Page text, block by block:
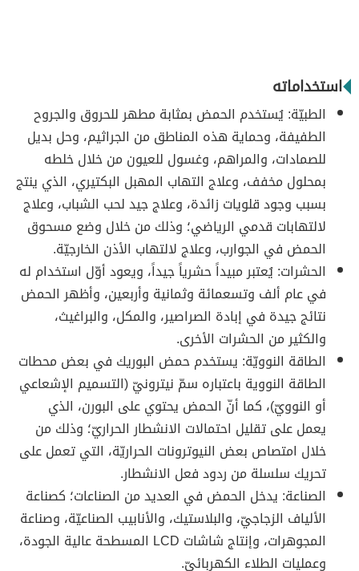
استخداماته
الطبيّة: يُستخدم الحمض بمثابة مطهر للحروق والجروح
الطفيفة، وحماية هذه المناطق من الجراثيم، وحل بديل
للصمادات، والمراهم، وغسول للعيون من خلال خلطه
بمحلول مخفف، وعلاج التهاب المهبل البكتيري، الذي ينتج
بسبب وجود قلويات زائدة، وعلاج جيد لحب الشباب، وعلاج
لالتهابات قدمي الرياضي؛ وذلك من خلال وضع مسحوق
الحمض في الجوارب، وعلاج لالتهاب الأذن الخارجيّة.
الحشرات: يُعتبر مبيداً حشرياً جيداً، ويعود أوّل استخدام له
في عام ألف وتسعمائة وثمانية وأربعين، وأظهر الحمض
نتائج جيدة في إبادة الصراصير، والمكل، والبراغيث،
والكثير من الحشرات الأخرى.
الطاقة النوويّة: يستخدم حمض البوريك في بعض محطات
الطاقة النووية باعتباره سمّ نيترونيّ (التسميم الإشعاعي
أو النوويّ)، كما أنّ الحمض يحتوي على البورن، الذي
يعمل على تقليل احتمالات الانشطار الحراريّ؛ وذلك من
خلال امتصاص بعض النيوترونات الحراريّة، التي تعمل على
تحريك سلسلة من ردود فعل الانشطار.
الصناعة: يدخل الحمض في العديد من الصناعات؛ كصناعة
الألياف الزجاجيّ، والبلاستيك، والأنابيب الصناعيّة، وصناعة
المجوهرات، وإنتاج شاشات LCD المسطحة عالية الجودة،
وعمليات الطلاء الكهربائيّ.